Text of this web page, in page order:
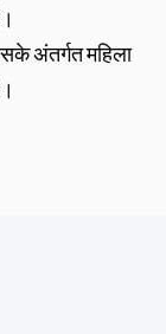
अंतर्गत महिला